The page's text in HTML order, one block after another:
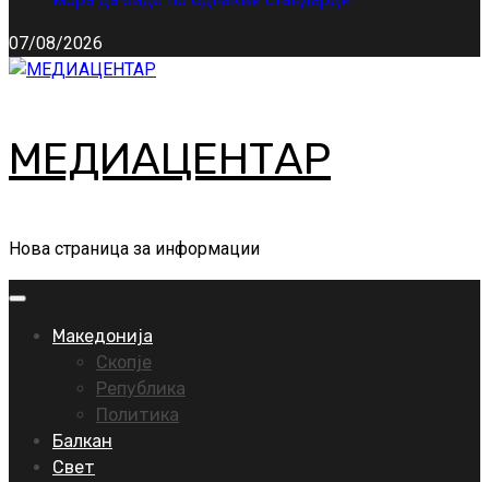
07/08/2026
МЕДИАЦЕНТАР
Нова страница за информации
Primary
Македонија
Скопје
Република
Политика
Балкан
Свет